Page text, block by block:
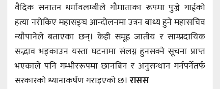
वैदिक सनातन धर्मावलम्बीले गौमाताका रूपमा पुज्ने गाईको
हत्या नरोकिए महासङ्घ आन्दोलनमा उत्रन बाध्य हुने महासचिव
न्यौपानेले बताएका छन्। केही समूह जातीय र साम्प्रदायिक
सद्भाव भड्काउन यस्ता घटनामा संलग्न हुनसक्ने सूचना प्राप्त
भएकाले पनि गम्भीररूपमा छानबिन र अनुसन्धान गर्नपर्नेतर्फ
सरकारको ध्यानाकर्षण गराइएको छ। रासस